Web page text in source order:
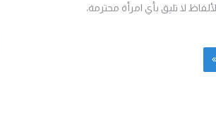
لا تليق بأي امرأة محترمة،